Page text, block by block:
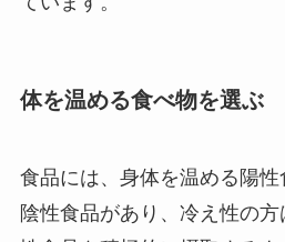
体を温める食べ物を選ぶ
食品には、身体を温める陽
陰性食品があり、冷え性の